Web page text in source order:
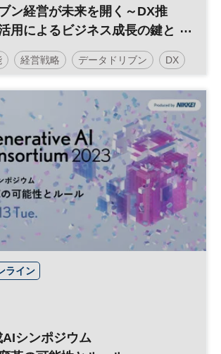
ン経営が未来を開く～DX推
用によるビジネス成長の鍵と
経営戦略 データドリブン DX
セミナー
ライン
シンポジウム